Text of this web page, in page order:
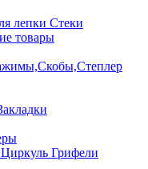
лепки Стеки
товары
Грифели